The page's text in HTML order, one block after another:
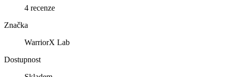
4 recenze
Značka
WarriorX Lab
Dostupnost